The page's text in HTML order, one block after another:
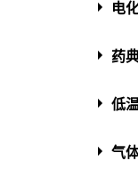
电
药
低
气